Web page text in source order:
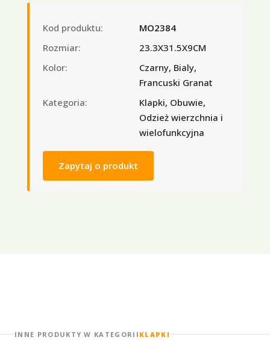
Kod produktu:
MO2384
Rozmiar:
23.3X31.5X9CM
Kolor:
Czarny, Bialy,
Francuski Granat
Kategoria:
Klapki, Obuwie,
Odzież wierzchnia i
wielofunkcyjna
Zapytaj o produkt
INNE PRODUKTY W KATEGORII KLAPKI